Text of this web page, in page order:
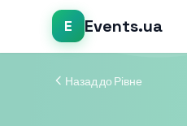
E Events.ua
Назад до Рівне